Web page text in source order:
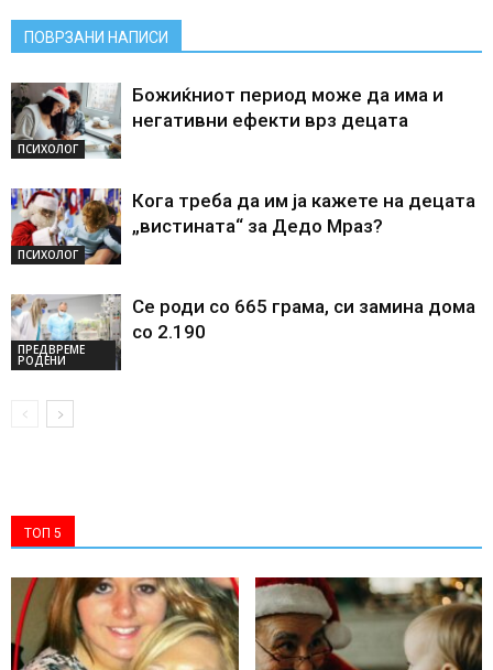
ПОВРЗАНИ НАПИСИ
ПСИХОЛОГ
Божиќниот период може да има и
негативни ефекти врз децата
ПСИХОЛОГ
Кога треба да им ја кажете на децата
„вистината“ за Дедо Мраз?
ПРЕДВРЕМЕ
РОДЕНИ
Се роди со 665 грама, си замина дома
со 2.190
ТОП 5